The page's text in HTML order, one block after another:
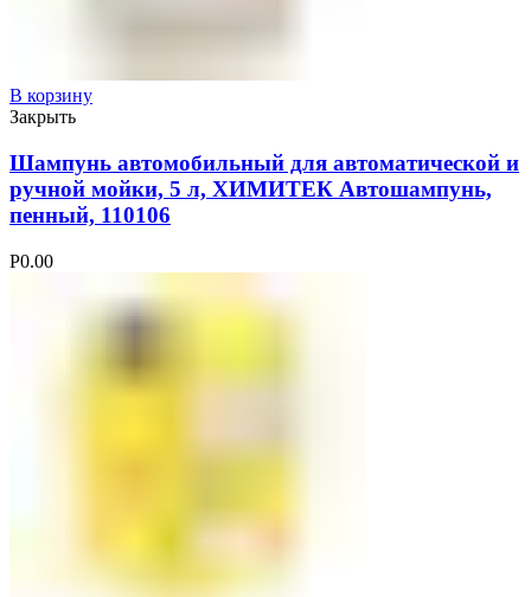
В корзину
Закрыть
Шампунь автомобильный для автоматической и
ручной мойки, 5 л, ХИМИТЕК Автошампунь,
пенный, 110106
Р0.00